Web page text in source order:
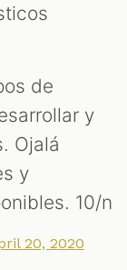
de
y
Ojalá
y
10/n
20, 2020